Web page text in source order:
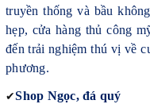
truyền thống và bầu
hẹp, cửa hàng thủ công
đến trải nghiệm thú vị về
phương.
✔Shop Ngọc, đá quý